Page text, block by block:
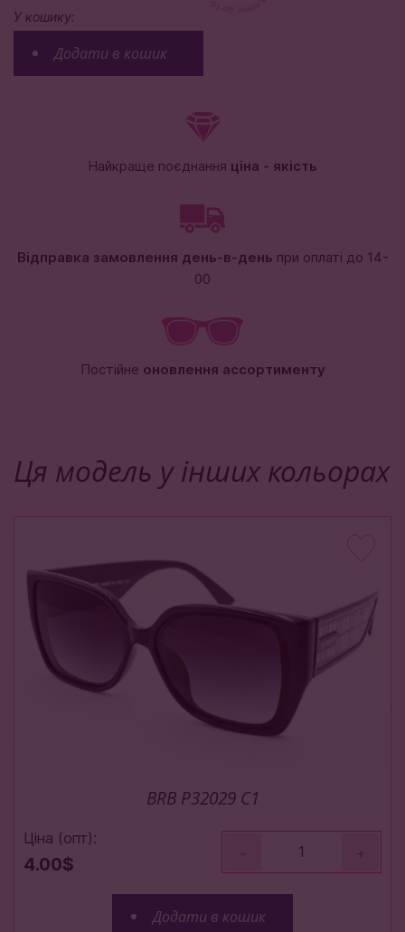
У кошику:
Додати в кошик
Найкраще поєднання ціна - якість
Відправка замовлення день-в-день при оплаті до 14-
00
Постійне оновлення ассортименту
Ця модель у інших кольорах
BRB P32029 C1
Ціна (опт):
4.00$
- +
Додати в кошик